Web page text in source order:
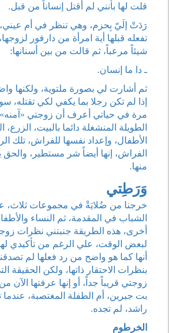
قلت لها بأنني لم أقتل إنساناً من قبل.
رَدَتْ إلَيّ بِحزم، وهي تنظر في أم
تفعله قبلها أية امرأة من دارفور
شيئاً مرعباً، ثم قالت من بين أسنانها:
ـ دا ما إنسان.
ثم أشارت لي بصورة ملتوية، ولكنها
إذا لم تكن رجلا بما يكفي لكي تقتله،
مرة في حياتي أعرف أن زوجتي «آمنه»
الطويلة المنشغلة دائما بالبيت،
الأطفال، وإعداد نفسها للفراش، تلك
الفراش، إنها أيضاً شر مستطير،
منها.
وَرَطِتي
خرجنا من ضُلايَةْ في مجموعات ثلاث،
الشباب في المقدمة، ثم النساء
أخرى، هذه الطريقة جنبتني نظرات
لبعض الوقت، علي الرغم من تأكيدي لها
أنها كما هو واضح من رد فعلها لم
بنظرات الاحتقار ذاتها، ولكن الحقيقة
زوجتي قريباً جداً، أو إنها عرفتها الآن
بت جبرين، أم الطفلة المغتصبة،
راشد، لم تجده.
الخرطوم